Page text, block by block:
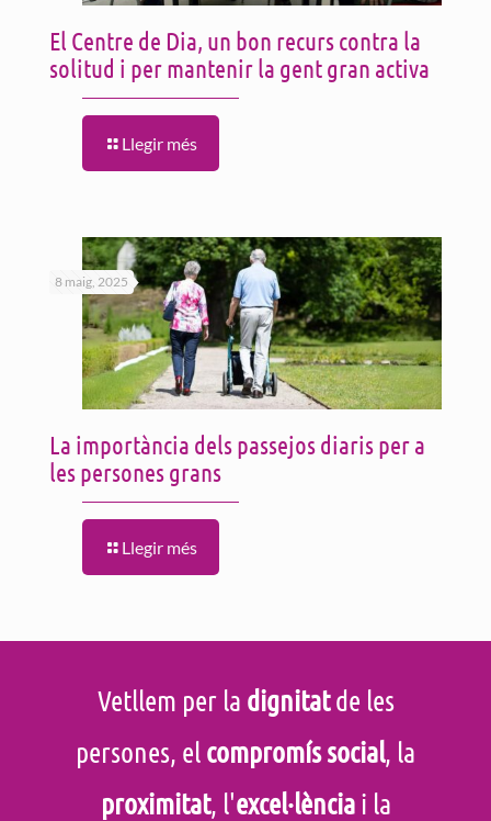
El Centre de Dia, un bon recurs contra la
solitud i per mantenir la gent gran activa
Llegir més
8 maig, 2025
La importància dels passejos diaris per a
les persones grans
Llegir més
Vetllem per la dignitatde les
persones, el compromís social, la
proximitat, l'excel·lènciai la